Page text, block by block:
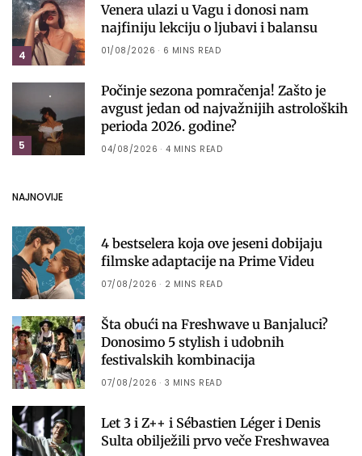
4
Venera ulazi u Vagu i donosi nam
najfiniju lekciju o ljubavi i balansu
01/08/2026 6 MINS READ
5
Počinje sezona pomračenja! Zašto je
avgust jedan od najvažnijih astroloških
perioda 2026. godine?
04/08/2026 4 MINS READ
NAJNOVIJE
4 bestselera koja ove jeseni dobijaju
filmske adaptacije na Prime Videu
07/08/2026 2 MINS READ
Šta obući na Freshwave u Banjaluci?
Donosimo 5 stylish i udobnih
festivalskih kombinacija
07/08/2026 3 MINS READ
Let 3 i Z++ i Sébastien Léger i Denis
Sulta obilježili prvo veče Freshwavea